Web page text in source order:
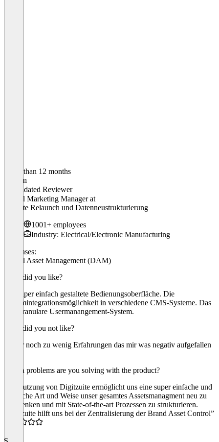
Older than 12 months
Bastian
Validated Reviewer
Digital Marketing Managerat
Website Relaunch und Datenneustrukturierung
1001+ employees
Industry: Electrical/Electronic Manufacturing
Use cases:
Digital Asset Management (DAM)
What did you like?
Die super einfach gestaltete Bedienungsoberfläche. Die
Systemintegrationsmöglichkeit in verschiedene CMS-Systeme. Das
sehr granulare Usermanangement-System.
What did you not like?
Bisher noch zu wenig Erfahrungen das mir was negativ aufgefallen
Which problems are you solving with the product?
Die Nutzung von Digitzuite ermöglicht uns eine super einfache und
hilfreiche Art und Weise unser gesamtes Assetsmanagment neu zu
überdenken und mit State-of-the-art Prozessen zu strukturieren.
“Digizuite hilft uns bei der Zentralisierung der Brand Asset Control”